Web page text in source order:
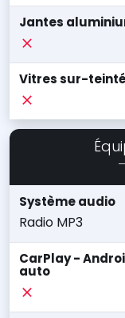
Jantes
Vitres sur-
Système audio
Radio MP3
CarPlay -
auto